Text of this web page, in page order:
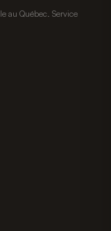
au Québec. Service